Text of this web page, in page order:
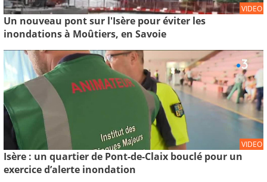
VIDEO
Un nouveau pont sur l'Isère pour éviter les
inondations à Moûtiers, en Savoie
VIDEO
Isère : un quartier de Pont-de-Claix bouclé pour un
exercice d’alerte inondation